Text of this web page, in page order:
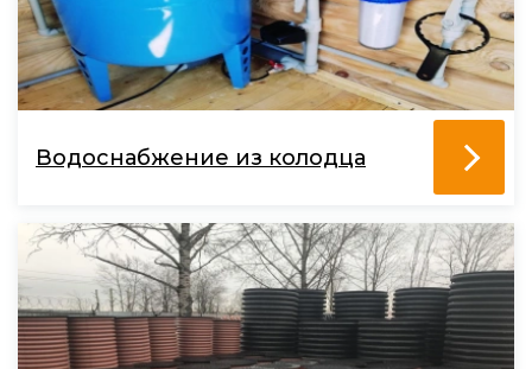
Водоснабжение из колодца